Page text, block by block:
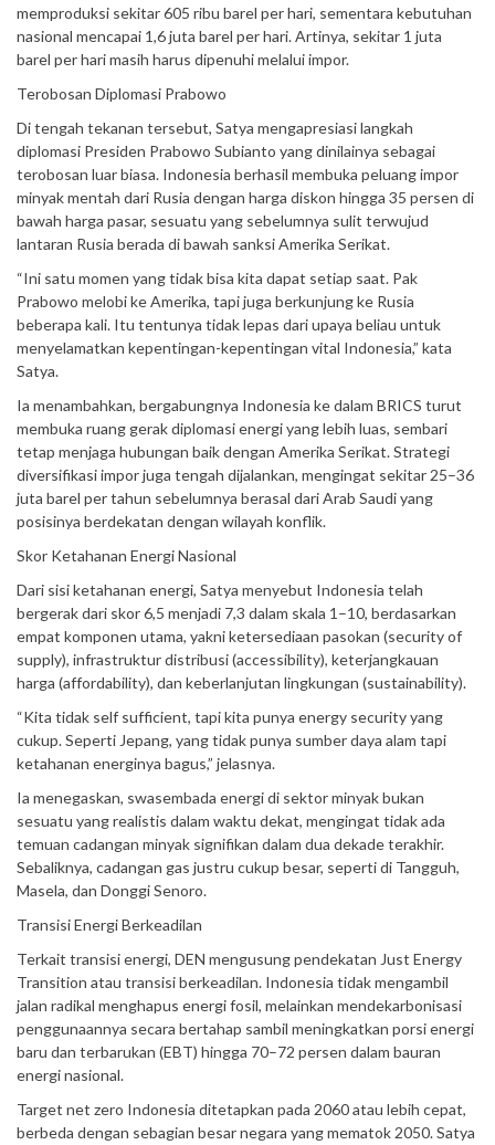
memproduksi sekitar 605 ribu barel per hari, sementara kebutuhan
nasional mencapai 1,6 juta barel per hari. Artinya, sekitar 1 juta
barel per hari masih harus dipenuhi melalui impor.
Terobosan Diplomasi Prabowo
Di tengah tekanan tersebut, Satya mengapresiasi langkah
diplomasi Presiden Prabowo Subianto yang dinilainya sebagai
terobosan luar biasa. Indonesia berhasil membuka peluang impor
minyak mentah dari Rusia dengan harga diskon hingga 35 persen di
bawah harga pasar, sesuatu yang sebelumnya sulit terwujud
lantaran Rusia berada di bawah sanksi Amerika Serikat.
“Ini satu momen yang tidak bisa kita dapat setiap saat. Pak
Prabowo melobi ke Amerika, tapi juga berkunjung ke Rusia
beberapa kali. Itu tentunya tidak lepas dari upaya beliau untuk
menyelamatkan kepentingan-kepentingan vital Indonesia,” kata
Satya.
Ia menambahkan, bergabungnya Indonesia ke dalam BRICS turut
membuka ruang gerak diplomasi energi yang lebih luas, sembari
tetap menjaga hubungan baik dengan Amerika Serikat. Strategi
diversifikasi impor juga tengah dijalankan, mengingat sekitar 25–36
juta barel per tahun sebelumnya berasal dari Arab Saudi yang
posisinya berdekatan dengan wilayah konflik.
Skor Ketahanan Energi Nasional
Dari sisi ketahanan energi, Satya menyebut Indonesia telah
bergerak dari skor 6,5 menjadi 7,3 dalam skala 1–10, berdasarkan
empat komponen utama, yakni ketersediaan pasokan (security of
supply), infrastruktur distribusi (accessibility), keterjangkauan
harga (affordability), dan keberlanjutan lingkungan (sustainability).
“Kita tidak self sufficient, tapi kita punya energy security yang
cukup. Seperti Jepang, yang tidak punya sumber daya alam tapi
ketahanan energinya bagus,” jelasnya.
Ia menegaskan, swasembada energi di sektor minyak bukan
sesuatu yang realistis dalam waktu dekat, mengingat tidak ada
temuan cadangan minyak signifikan dalam dua dekade terakhir.
Sebaliknya, cadangan gas justru cukup besar, seperti di Tangguh,
Masela, dan Donggi Senoro.
Transisi Energi Berkeadilan
Terkait transisi energi, DEN mengusung pendekatan Just Energy
Transition atau transisi berkeadilan. Indonesia tidak mengambil
jalan radikal menghapus energi fosil, melainkan mendekarbonisasi
penggunaannya secara bertahap sambil meningkatkan porsi energi
baru dan terbarukan (EBT) hingga 70–72 persen dalam bauran
energi nasional.
Target net zero Indonesia ditetapkan pada 2060 atau lebih cepat,
berbeda dengan sebagian besar negara yang mematok 2050. Satya